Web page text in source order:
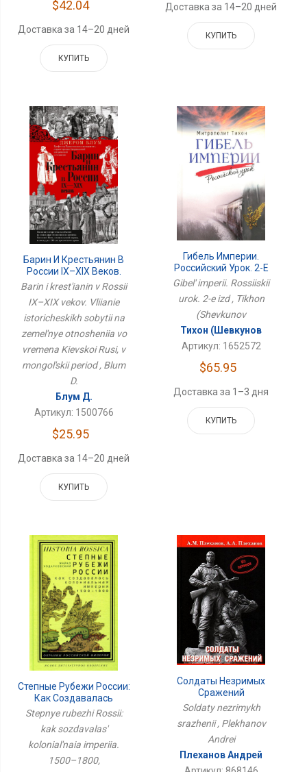
$42.04
Доставка за 14–20 дней
КУПИТЬ
Доставка за 14–20 дней
КУПИТЬ
Барин И Крестьянин В
России IX–XIX Веков.
Влияние Исторических
Отношения Во Времена
Киевской Руси, В
Монгольский Период
Barin i krest'ianin v Rossii
IX–XIX vekov. Vliianie
istoricheskikh sobytii na
zemel'nye otnosheniia vo
vremena Kievskoi Rusi, v
mongol'skii period , Blum
D.
Блум Д.
Артикул: 1500766
$25.95
Доставка за 14–20 дней
КУПИТЬ
Гибель Империи.
Российский Урок. 2-Е
Изд
Gibel' imperii. Rossiiskii
urok. 2-e izd , Tikhon
(Shevkunov
Тихон (Шевкунов
Артикул: 1652572
$65.95
Доставка за 1–3 дня
КУПИТЬ
Степные Рубежи России:
Как Создавалась
Колониальная Империя.
1500–1800,
Ходарковский Майкл
Stepnye rubezhi Rossii:
kak sozdavalas'
kolonial'naia imperiia.
1500–1800,
Солдаты Незримых
Сражений
Soldaty nezrimykh
srazhenii , Plekhanov
Andrei
Плеханов Андрей